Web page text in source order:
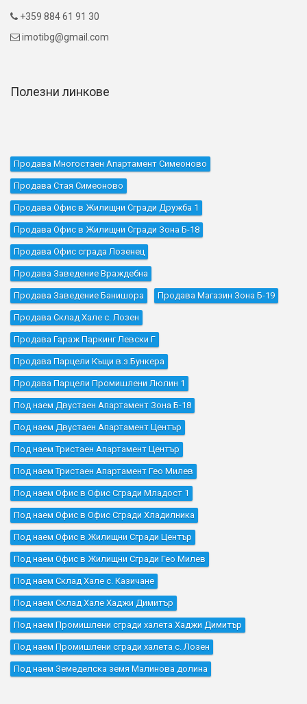
 +359 884 61 91 30
 imotibg@gmail.com
Полезни линкове
Продава Многостаен Апартамент Симеоново
Продава Стая Симеоново
Продава Офис в Жилищни Сгради Дружба 1
Продава Офис в Жилищни Сгради Зона Б-18
Продава Офис сграда Лозенец
Продава Заведение Враждебна
Продава Заведение Банишора Продава Магазин Зона Б-19
Продава Склад Хале с. Лозен
Продава Гараж Паркинг Левски Г
Продава Парцели Къщи в.з.Бункера
Продава Парцели Промишлени Люлин 1
Под наем Двустаен Апартамент Зона Б-18
Под наем Двустаен Апартамент Център
Под наем Тристаен Апартамент Център
Под наем Тристаен Апартамент Гео Милев
Под наем Офис в Офис Сгради Младост 1
Под наем Офис в Офис Сгради Хладилника
Под наем Офис в Жилищни Сгради Център
Под наем Офис в Жилищни Сгради Гео Милев
Под наем Склад Хале с. Казичане
Под наем Склад Хале Хаджи Димитър
Под наем Промишлени сгради халета Хаджи Димитър
Под наем Промишлени сгради халета с. Лозен
Под наем Земеделска земя Малинова долина